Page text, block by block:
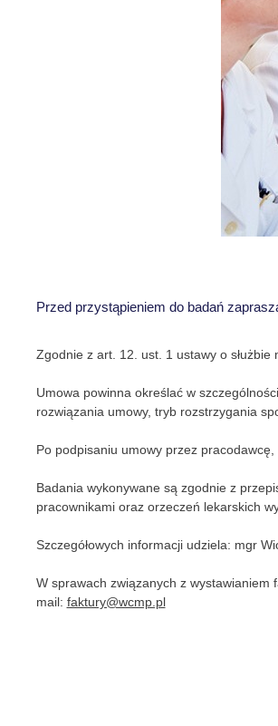
Przed przystąpieniem do badań
Zgodnie z art. 12. ust. 1 ustawy o
Umowa powinna określać w
rozwiązania umowy, tryb rozstrzygania
Po podpisaniu umowy przez
Badania wykonywane są zgodnie z
pracownikami oraz orzeczeń lekarskich
Szczegółowych informacji udziela: mgr
W sprawach związanych z wystawianiem
mail: faktury@wcmp.pl